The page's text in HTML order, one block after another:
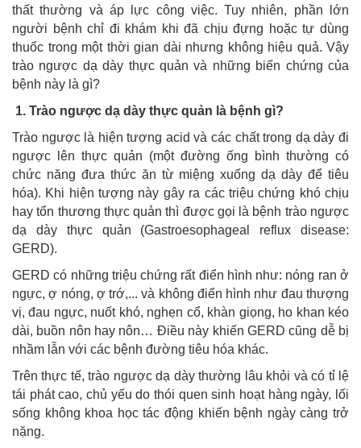
thất thường và áp lực công việc. Tuy nhiên, phần lớn
người bệnh chỉ đi khám khi đã chịu đựng hoặc tự dùng
thuốc trong một thời gian dài nhưng không hiệu quả. Vậy
trào ngược dạ dày thực quản và những biến chứng của
bệnh này là gì?
1. Trào ngược dạ dày thực quản là bệnh gì?
Trào ngược là hiện tượng acid và các chất trong dạ dày đi
ngược lên thực quản (một đường ống bình thường có
chức năng đưa thức ăn từ miệng xuống dạ dày để tiêu
hóa). Khi hiện tượng này gây ra các triệu chứng khó chịu
hay tổn thương thực quản thì được gọi là bệnh trào ngược
dạ dày thực quản (Gastroesophageal reflux disease:
GERD).
GERD có những triệu chứng rất điển hình như: nóng ran ở
ngực, ợ nóng, ợ trớ,... và không điển hình như đau thượng
vị, đau ngực, nuốt khó, nghẹn cổ, khàn giọng, ho khan kéo
dài, buồn nôn hay nôn… Điều này khiến GERD cũng dễ bị
nhầm lẫn với các bệnh đường tiêu hóa khác.
Trên thực tế, trào ngược dạ dày thường lâu khỏi và có tỉ lệ
tái phát cao, chủ yếu do thói quen sinh hoạt hàng ngày, lối
sống không khoa học tác động khiến bệnh ngày càng trở
nặng.